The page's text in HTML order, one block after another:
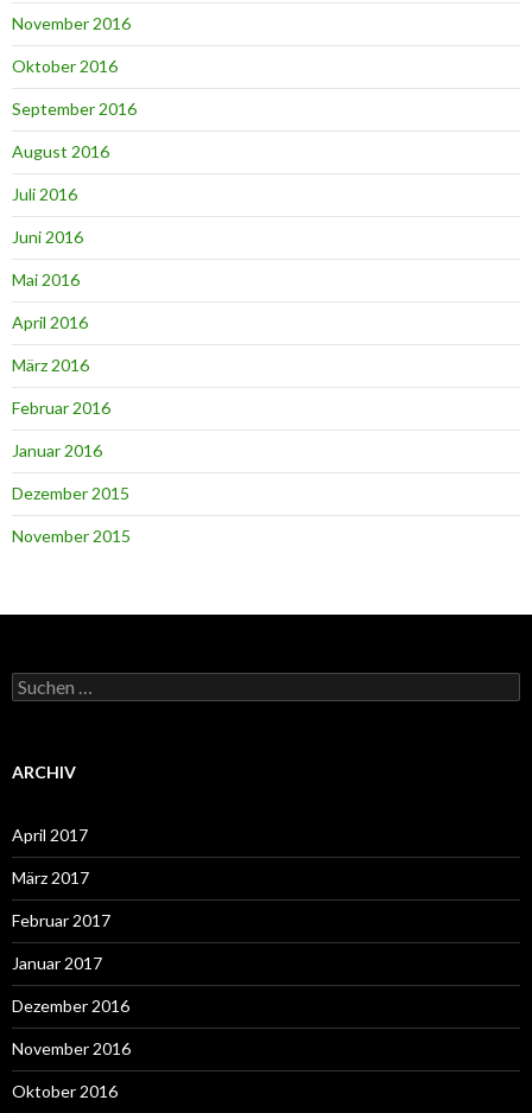
November 2016
Oktober 2016
September 2016
August 2016
Juli 2016
Juni 2016
Mai 2016
April 2016
März 2016
Februar 2016
Januar 2016
Dezember 2015
November 2015
Suchen
nach:
ARCHIV
April 2017
März 2017
Februar 2017
Januar 2017
Dezember 2016
November 2016
Oktober 2016